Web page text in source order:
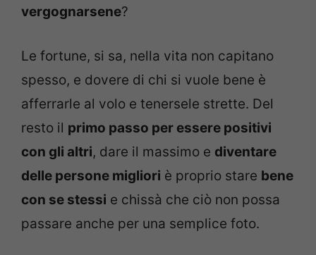
vergognarsene?
Le fortune, si sa, nella vita non capitano
spesso, e dovere di chi si vuole bene è
afferrarle al volo e tenersele strette. Del
resto il primo passo per essere positivi
con gli altri, dare il massimo e diventare
delle persone migliori è proprio stare bene
con se stessi e chissà che ciò non possa
passare anche per una semplice foto.